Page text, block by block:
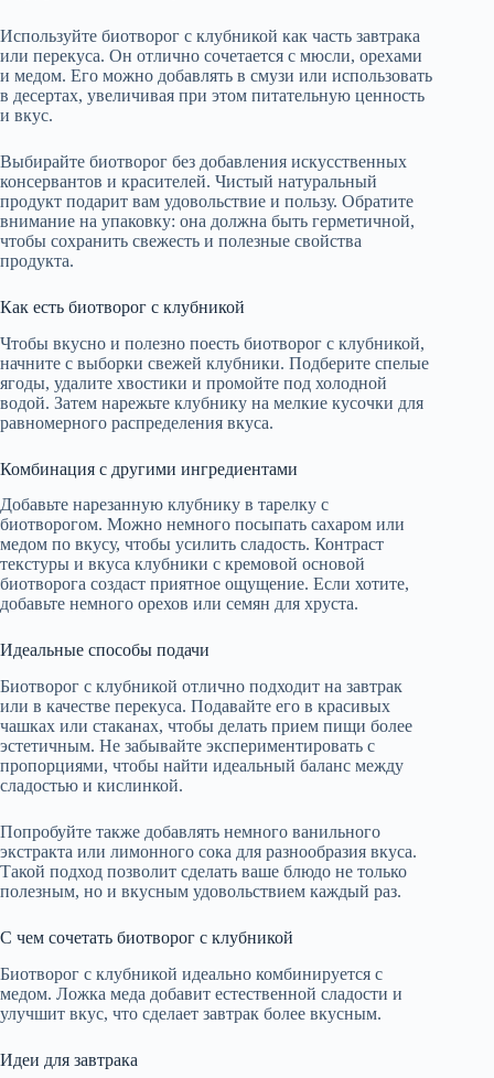
Используйте биотворог с клубникой как часть завтрака
или перекуса. Он отлично сочетается с мюсли, орехами
и медом. Его можно добавлять в смузи или использовать
в десертах, увеличивая при этом питательную ценность
и вкус.
Выбирайте биотворог без добавления искусственных
консервантов и красителей. Чистый натуральный
продукт подарит вам удовольствие и пользу. Обратите
внимание на упаковку: она должна быть герметичной,
чтобы сохранить свежесть и полезные свойства
продукта.
Как есть биотворог с клубникой
Чтобы вкусно и полезно поесть биотворог с клубникой,
начните с выборки свежей клубники. Подберите спелые
ягоды, удалите хвостики и промойте под холодной
водой. Затем нарежьте клубнику на мелкие кусочки для
равномерного распределения вкуса.
Комбинация с другими ингредиентами
Добавьте нарезанную клубнику в тарелку с
биотворогом. Можно немного посыпать сахаром или
медом по вкусу, чтобы усилить сладость. Контраст
текстуры и вкуса клубники с кремовой основой
биотворога создаст приятное ощущение. Если хотите,
добавьте немного орехов или семян для хруста.
Идеальные способы подачи
Биотворог с клубникой отлично подходит на завтрак
или в качестве перекуса. Подавайте его в красивых
чашках или стаканах, чтобы делать прием пищи более
эстетичным. Не забывайте экспериментировать с
пропорциями, чтобы найти идеальный баланс между
сладостью и кислинкой.
Попробуйте также добавлять немного ванильного
экстракта или лимонного сока для разнообразия вкуса.
Такой подход позволит сделать ваше блюдо не только
полезным, но и вкусным удовольствием каждый раз.
С чем сочетать биотворог с клубникой
Биотворог с клубникой идеально комбинируется с
медом. Ложка меда добавит естественной сладости и
улучшит вкус, что сделает завтрак более вкусным.
Идеи для завтрака